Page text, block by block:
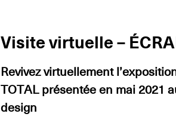
Visite virtuelle –
Revivez virtuellement
TOTAL présentée en mai 2021
design